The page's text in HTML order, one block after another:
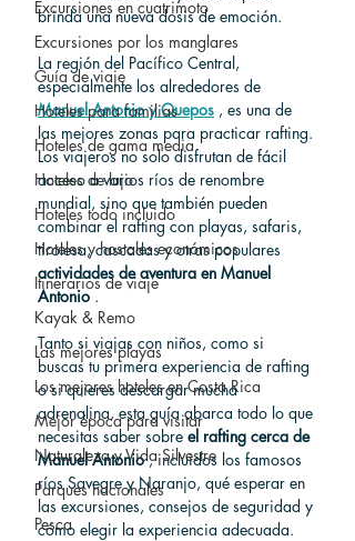
Excursiones en cuatrimoto
Excursiones por los manglares
Guía de viaje
Hoteles para familias
Hoteles de gama media
Hoteles de lujo
Hoteles todo incluido
Hoteles y hostales económicos
Itinerarios de viaje
Kayak & Remo
Las mejores playas
Los mejores hoteles en Costa Rica
Mejor época para visitar
Naturaleza y Vida Silvestre
Parques nacionales
Pesca
brinda una nueva dosis de emoción.
La región del Pacífico Central,
especialmente los alrededores de
Manuel Antonio y Quepos , es una de
las mejores zonas para practicar rafting.
Los viajeros no solo disfrutan de fácil
acceso a varios ríos de renombre
mundial, sino que también pueden
combinar el rafting con playas, safaris,
tirolesa, cascadas y otras populares
actividades de aventura en Manuel
Antonio .
Tanto si viajas con niños, como si
buscas tu primera experiencia de rafting
o si quieres descargar mucha
adrenalina, esta guía abarca todo lo que
necesitas saber sobre el rafting cerca de
Manuel Antonio , incluidos los famosos
ríos Savegre y Naranjo, qué esperar en
las excursiones, consejos de seguridad y
cómo elegir la experiencia adecuada.